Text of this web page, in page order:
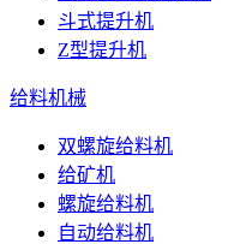
斗式提升机
Z型提升机
给料机械
双螺旋给料机
给矿机
螺旋给料机
自动给料机